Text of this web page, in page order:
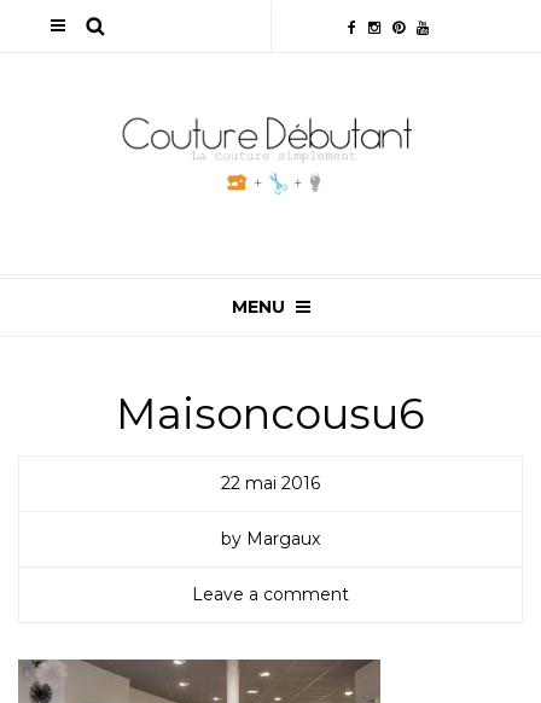
MENU
Maisoncousu6
22 mai 2016
by Margaux
Leave a comment